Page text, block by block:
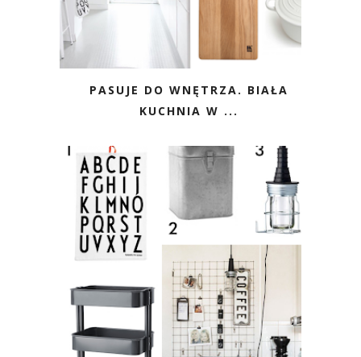
PASUJE DO WNĘTRZA. BIAŁA
KUCHNIA W ...